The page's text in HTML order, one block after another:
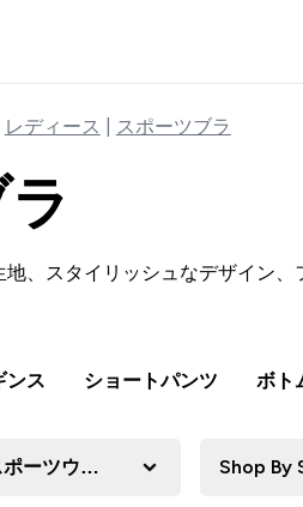
レディース スポーツブラ
、スタイリッシュなデザイン
ンス ショートパンツ ボト
ポーツウェア Shop By